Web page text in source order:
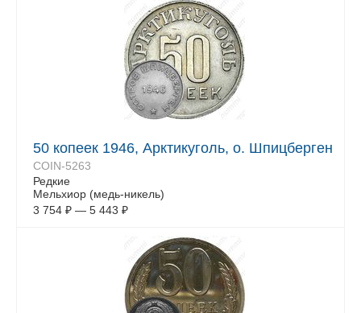
50 копеек 1946, Арктикуголь, о. Шпицберген
COIN-5263
Редкие
Мельхиор (медь-никель)
3 754 ₽ — 5 443 ₽